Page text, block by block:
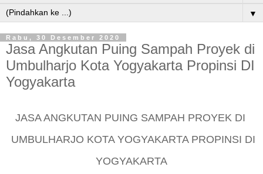
▼
Rabu, 30 Desember 2020
Jasa Angkutan Puing Sampah Proyek di
Umbulharjo Kota Yogyakarta Propinsi DI
Yogyakarta
JASA ANGKUTAN PUING SAMPAH PROYEK DI
UMBULHARJO KOTA YOGYAKARTA PROPINSI DI
YOGYAKARTA